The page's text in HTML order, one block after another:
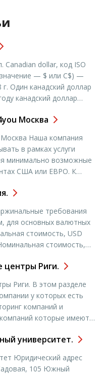
базовую […]
Canadian dollar, код ISO
— $ или C$) —
Один канадский доллар
канадский доллар
рынке[1]. Значительное
Москва
Наша компания
в рамках услуги
минимально возможные
США или ЕВРО. К
доступной суммой
требования
для основных валютных
стоимость, USD
стоимость,
000 1:500 1 000 000 — 2
центры Риги.
Риги. В этом разделе
у которых есть
компаний и
которые имеют
необходимо выбрать
университет.
Юридический адрес
105 Южный